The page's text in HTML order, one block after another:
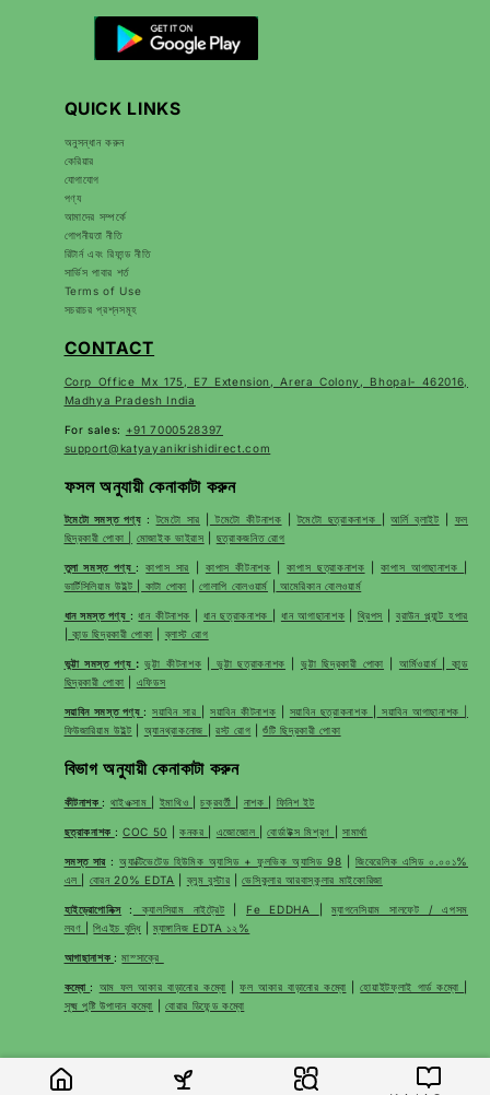
QUICK LINKS
অনুসন্ধান করুন
কেরিয়ার
যোগাযোগ
পণ্য
আমাদের সম্পর্কে
গোপনীয়তা নীতি
রিটার্ন এবং রিফান্ড নীতি
সার্ভিস পাবার শর্ত
Terms of Use
সচরাচর প্রশ্নসমূহ
CONTACT
Corp Office Mx 175, E7 Extension, Arera Colony, Bhopal- 462016,
Madhya Pradesh India
For sales: +91 7000528397
support@katyayanikrishidirect.com
ফসল অনুযায়ী কেনাকাটা করুন
টমেটো সমস্ত পণ্য:টমেটো সার টমেটো কীটনাশক |টমেটো ছত্রাকনাশক |আর্লি ব্লাইট
ফল
ছিদ্রকারী পোকা |
মোজাইক ভাইরাস ছত্রাকজনিত রোগ
তুলা সমস্ত পণ্য :কাপাস সার কাপাস কীটনাশক |কাপাস ছত্রাকনাশক |কাপাস আগাছানাশক
ভার্টিসিলিয়াম উইল্ট
কাটা পোকা |গোলাপি বোলওয়ার্ম আমেরিকান বোলওয়ার্ম
ধান সমস্ত পণ্য :ধান কীটনাশক |ধান ছত্রাকনাশক ধান আগাছানাশক |থ্রিপস
ব্রাউন প্ল্যান্ট হপার
কান্ড ছিদ্রকারী পোকা ব্লাস্ট রোগ
ভুট্টা সমস্ত পণ্য : ভুট্টা কীটনাশক ভুট্টা ছত্রাকনাশক ভুট্টা ছিদ্রকারী পোকা আর্মিওয়ার্ম
কান্ড
ছিদ্রকারী পোকা
এফিডস
সয়াবিন সমস্ত পণ্য :সয়াবিন সার সয়াবিন কীটনাশক সয়াবিন ছত্রাকনাশক
সয়াবিন আগাছানাশক |
ফিউজারিয়াম উইল্ট
অ্যানথ্রাকনোজ |রস্ট রোগ |শুঁটি ছিদ্রকারী পোকা
বিভাগ অনুযায়ী কেনাকাটা করুন
কীটনাশক : থাইওক্সাম ইমাথিও |চক্রবর্তী নাশক ফিনিশ ইট
ছত্রাকনাশক :COC 50 |কনকর এজোজোল |বোর্ডাউক্স মিশ্রণ সামার্থা
সমস্ত সার:অ্যাক্টিভেটেড হিউমিক অ্যাসিড + ফুলভিক অ্যাসিড 98
জিবেরেলিক এসিড ০.০০১%
এল
বোরন 20% EDTA ব্লুম বুস্টার |ভেসিকুলার আরবাস্কুলার মাইকোরিজা
হাইড্রোপোনিক্স : ক্যালসিয়াম নাইট্রেট Fe EDDHA |ম্যাগনেসিয়াম সালফেট / এপসম
লবণ
|পিএইচ বৃদ্ধি |ম্যাঙ্গানিজ EDTA ১২%
আগাছানাশক :মাস্সাক্রে
কম্বো : আম ফল আকার বাড়ানোর কম্বো |ফল আকার বাড়ানোর কম্বো |হোয়াইটফ্লাই গার্ড কম্বো
সূক্ষ্ম পুষ্টি উপাদান কম্বো |বোরার ডিফেন্ড কম্বো